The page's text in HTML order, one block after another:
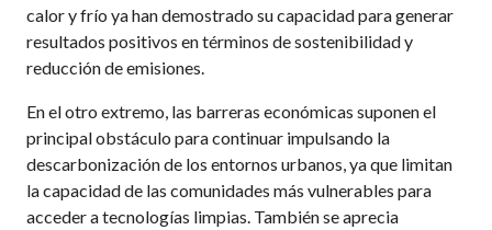
calor y frío ya han demostrado su capacidad para generar
resultados positivos en términos de sostenibilidad y
reducción de emisiones.
En el otro extremo, las barreras económicas suponen el
principal obstáculo para continuar impulsando la
descarbonización de los entornos urbanos, ya que limitan
la capacidad de las comunidades más vulnerables para
acceder a tecnologías limpias. También se aprecia